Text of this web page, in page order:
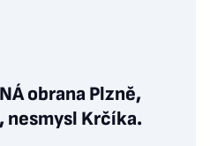
obrana Plzně,
nesmysl Krčíka.